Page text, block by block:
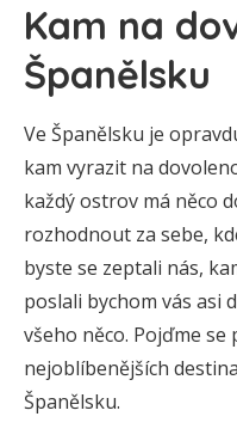
Kam na
Španělsku
Ve Španělsku je
kam vyrazit na
každý ostrov má něco
rozhodnout za sebe,
byste se zeptali nás,
poslali bychom vás asi
všeho něco. Pojďme se
nejoblíbenějších
Španělsku.